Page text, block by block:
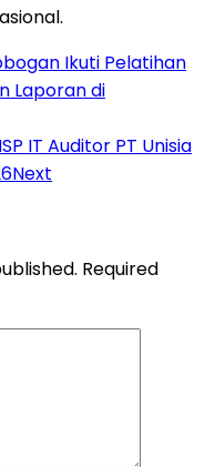
Ikuti Pelatihan
Laporan di
IT Auditor PT Unisia
Next
Required